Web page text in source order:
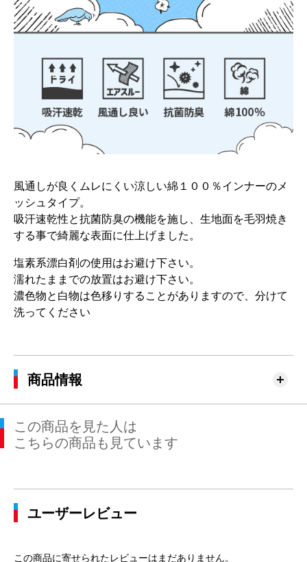
風通しが良くムレにくい涼しい綿１００％インナーのメ
ッシュタイプ。
吸汗速乾性と抗菌防臭の機能を施し、生地面を毛羽焼き
する事で綺麗な表面に仕上げました。
塩素系漂白剤の使用はお避け下さい。
濡れたままでの放置はお避け下さい。
濃色物と白物は色移りすることがありますので、分けて
洗ってください
商品情報
この商品を見た人は
こちらの商品も見ています
ユーザーレビュー
この商品に寄せられたレビューはまだありません。